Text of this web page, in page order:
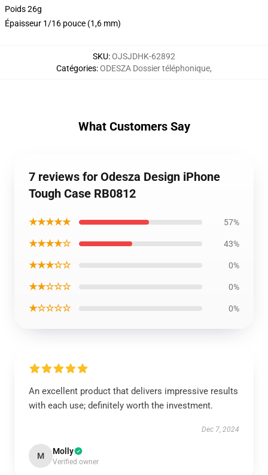
Poids 26g
Épaisseur 1/16 pouce (1,6 mm)
SKU:OJSJDHK-62892
Catégories:ODESZA Dossier téléphonique,
What Customers Say
7 reviews for Odesza Design iPhone
Tough Case RB0812
★★★★★ 57%
★★★★☆ 43%
★★★☆☆ 0%
★★☆☆☆ 0%
★☆☆☆☆ 0%
An excellent product that delivers impressive results
with each use; definitely worth the investment.
Dec 7, 2024
M Molly
Verified owner